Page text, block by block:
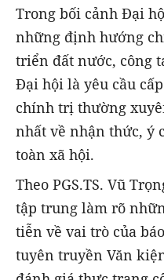
Trong bối cảnh Đại
những định hướng
triển đất nước, công
Đại hội là yêu cầu
chính trị thường
nhất về nhận thức, ý
toàn xã hội.
Theo PGS.TS. Vũ
tập trung làm rõ
tiễn về vai trò của
tuyên truyền Văn